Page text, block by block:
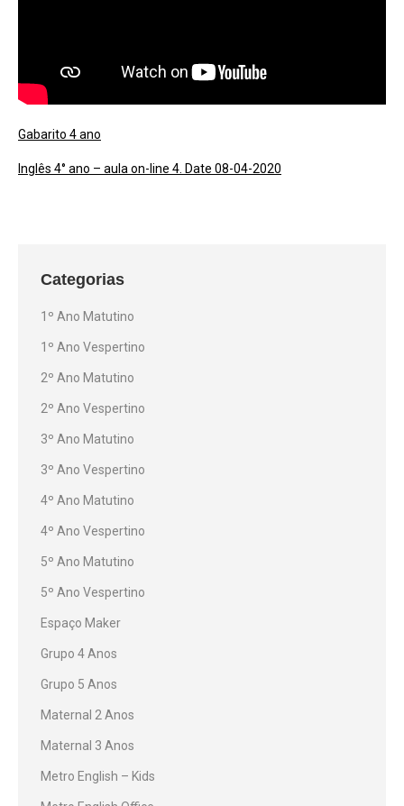
Gabarito 4 ano
Inglês 4° ano – aula on-line 4. Date 08-04-2020
Categorias
1º Ano Matutino
1º Ano Vespertino
2º Ano Matutino
2º Ano Vespertino
3º Ano Matutino
3º Ano Vespertino
4º Ano Matutino
4º Ano Vespertino
5º Ano Matutino
5º Ano Vespertino
Espaço Maker
Grupo 4 Anos
Grupo 5 Anos
Maternal 2 Anos
Maternal 3 Anos
Metro English – Kids